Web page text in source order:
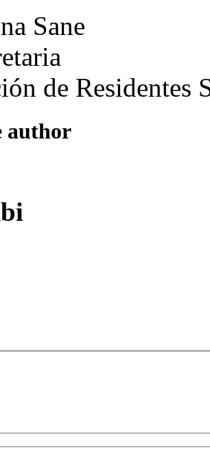
Sane
de Residentes
author